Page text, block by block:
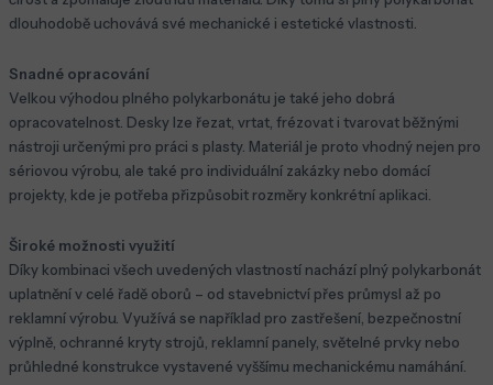
dlouhodobě uchovává své mechanické i estetické vlastnosti.
Snadné opracování
Velkou výhodou plného polykarbonátu je také jeho dobrá
opracovatelnost. Desky lze řezat, vrtat, frézovat i tvarovat běžnými
nástroji určenými pro práci s plasty. Materiál je proto vhodný nejen pro
sériovou výrobu, ale také pro individuální zakázky nebo domácí
projekty, kde je potřeba přizpůsobit rozměry konkrétní aplikaci.
Široké možnosti využití
Díky kombinaci všech uvedených vlastností nachází plný polykarbonát
uplatnění v celé řadě oborů – od stavebnictví přes průmysl až po
reklamní výrobu. Využívá se například pro zastřešení, bezpečnostní
výplně, ochranné kryty strojů, reklamní panely, světelné prvky nebo
průhledné konstrukce vystavené vyššímu mechanickému namáhání.